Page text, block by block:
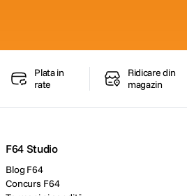
Plata in
rate
Ridicare din
magazin
F64 Studio
Blog F64
Concurs F64